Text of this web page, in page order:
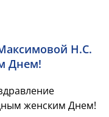
Н.С.
Днем!
женским Днем!